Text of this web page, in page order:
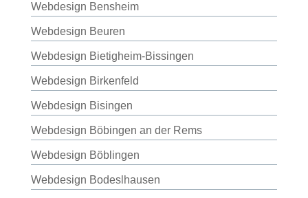
Webdesign Bensheim
Webdesign Beuren
Webdesign Bietigheim-Bissingen
Webdesign Birkenfeld
Webdesign Bisingen
Webdesign Böbingen an der Rems
Webdesign Böblingen
Webdesign Bodeslhausen